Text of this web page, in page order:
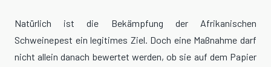
Natürlich ist die Bekämpfung der Afrikanischen
Schweinepest ein legitimes Ziel. Doch eine Maßnahme darf
nicht allein danach bewertet werden, ob sie auf dem Papier